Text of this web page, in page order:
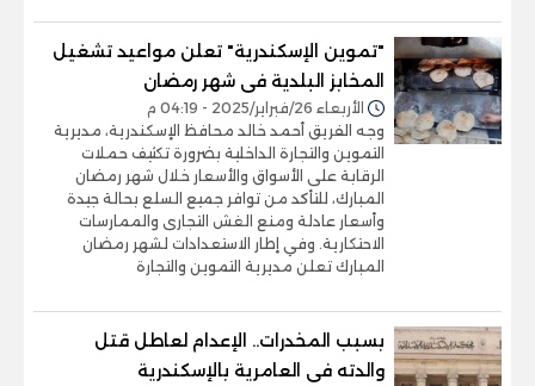
"تموين الإسكندرية" تعلن مواعيد تشغيل
المخابز البلدية فى شهر رمضان
الأربعاء 26/فبراير/2025 - 04:19 م
وجه الفريق أحمد خالد محافظ الإسكندرية، مديرية
التموين والتجارة الداخلية بضرورة تكثيف حملات
الرقابة على الأسواق والأسعار خلال شهر رمضان
المبارك، للتأكد من توافر جميع السلع بحالة جيدة
وأسعار عادلة ومنع الغش التجارى والممارسات
الاحتكارية. وفي إطار الاستعدادات لشهر رمضان
المبارك تعلن مديرية التموين والتجارة
بسبب المخدرات.. الإعدام لعاطل قتل
والدته فى العامرية بالإسكندرية